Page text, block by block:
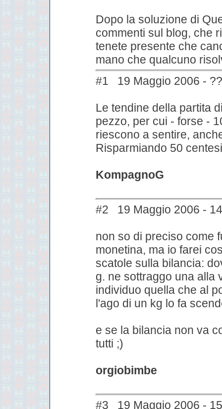
Dopo la soluzione di
commenti sul blog, che
tenete presente che
mano che qualcuno
#1 19 Maggio 2006 -
Le tendine della partita
pezzo, per cui - forse -
riescono a sentire,
Risparmiando 50
KompagnoG
#2 19 Maggio 2006 -
non so di preciso come
monetina, ma io farei
scatole sulla bilancia:
g. ne sottraggo una alla
individuo quella che al
l'ago di un kg lo fa
e se la bilancia non va
tutti ;)
orgiobimbe
#3 19 Maggio 2006 -